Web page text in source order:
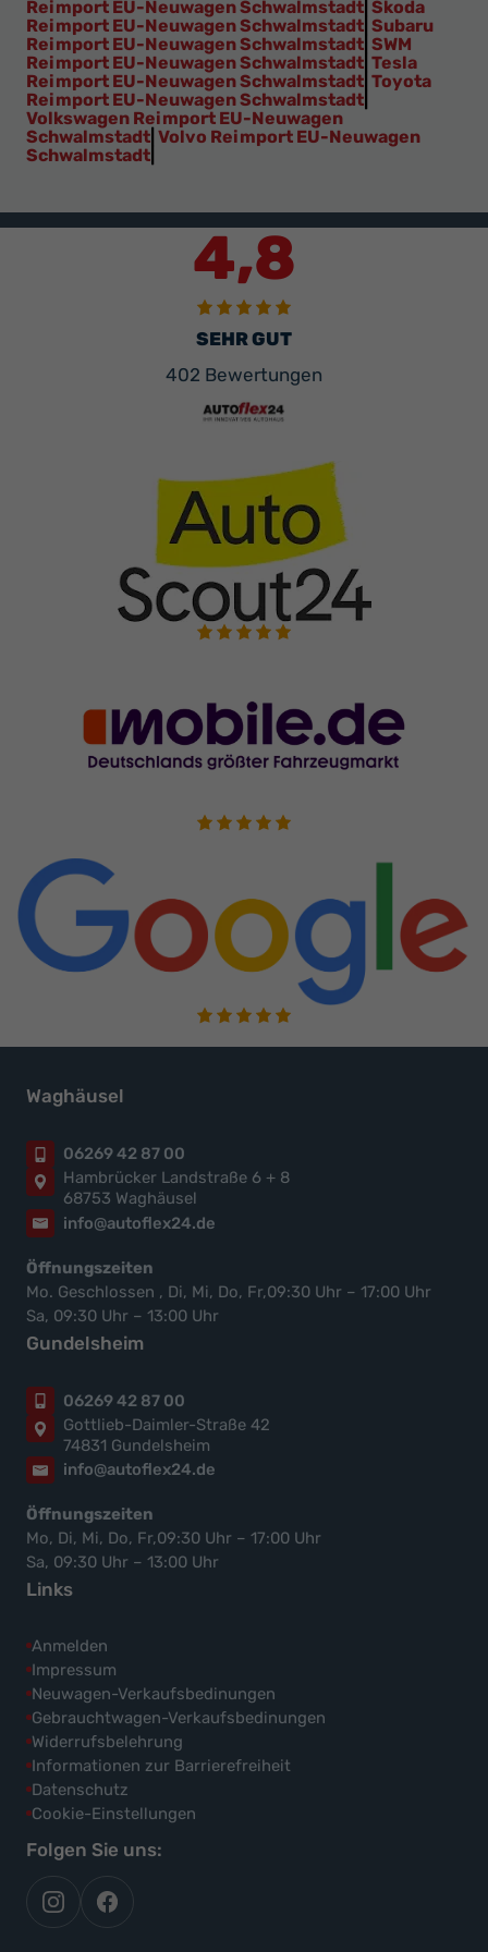
Reimport EU-Neuwagen Schwalmstadt Skoda
Reimport EU-Neuwagen Schwalmstadt Subaru
Reimport EU-Neuwagen Schwalmstadt SWM
Reimport EU-Neuwagen Schwalmstadt Tesla
Reimport EU-Neuwagen Schwalmstadt Toyota
Reimport EU-Neuwagen Schwalmstadt
Volkswagen Reimport EU-Neuwagen
Schwalmstadt Volvo Reimport EU-Neuwagen
Schwalmstadt
4,8
SEHR GUT
402 Bewertungen
Waghäusel
06269 42 87 00
Hambrücker Landstraße 6 + 8
68753 Waghäusel
info@autoflex24.de
Öffnungszeiten
Mo. Geschlossen , Di, Mi, Do, Fr,09:30 Uhr – 17:00 Uhr
Sa, 09:30 Uhr – 13:00 Uhr
Gundelsheim
06269 42 87 00
Gottlieb-Daimler-Straße 42
74831 Gundelsheim
info@autoflex24.de
Öffnungszeiten
Mo, Di, Mi, Do, Fr,09:30 Uhr – 17:00 Uhr
Sa, 09:30 Uhr – 13:00 Uhr
Links
Anmelden
Impressum
Neuwagen-Verkaufsbedinungen
Gebrauchtwagen-Verkaufsbedinungen
Widerrufsbelehrung
Informationen zur Barrierefreiheit
Datenschutz
Cookie-Einstellungen
Folgen Sie uns:
autoflex
auf
autoflex24
auf